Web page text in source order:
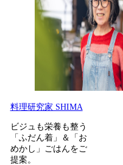
料理研究家 SHIMA
ビジュも栄養も整う
「ふだん着」＆「お
めかし」ごはんをご
提案。